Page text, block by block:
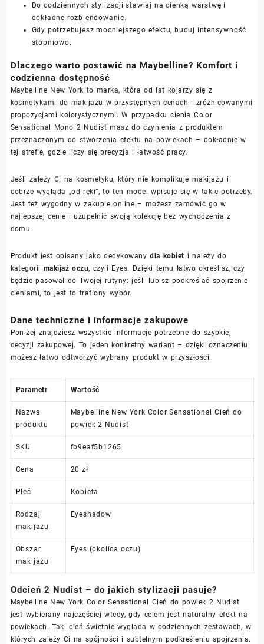
Do codziennych stylizacji stawiaj na cienką warstwę i
dokładne rozblendowanie.
Gdy potrzebujesz mocniejszego efektu, buduj intensywność
stopniowo.
Dlaczego warto postawić na Maybelline? Komfort i
codzienna dostępność
Maybelline New York to marka, która od lat kojarzy się z
kosmetykami do makijażu w przystępnych cenach i zróżnicowanymi
propozycjami kolorystycznymi. W przypadku cienia Color
Sensational Mono 2 Nudist masz do czynienia z produktem
przeznaczonym do stworzenia efektu na powiekach – dokładnie w
tej strefie, gdzie liczy się precyzja i łatwość pracy.
Jeśli zależy Ci na kosmetyku, który nie komplikuje makijażu i
dobrze wygląda „od ręki”, to ten model wpisuje się w takie potrzeby.
Jest też wygodny w zakupie online – możesz zamówić go w
najlepszej cenie i uzupełnić swoją kolekcję bez wychodzenia z
domu.
Produkt jest opisany jako dedykowanydla kobiet i należy do
kategorii makijaż oczu, czyli Eyes. Dzięki temu łatwo określisz, czy
będzie pasował do Twojej rutyny: jeśli lubisz podkreślać spojrzenie
cieniami, to jest to trafiony wybór.
Dane techniczne i informacje zakupowe
Poniżej znajdziesz wszystkie informacje potrzebne do szybkiej
decyzji zakupowej. To jeden konkretny wariant – dzięki oznaczeniu
możesz łatwo odtworzyć wybrany produkt w przyszłości.
Parametr Wartość
Nazwa
produktu
Maybelline New York Color Sensational Cień do
powiek 2 Nudist
SKU fb9eaf5b1265
Cena 20 zł
Płeć Kobieta
Rodzaj
makijażu
Eyeshadow
Obszar
makijażu
Eyes (okolica oczu)
Odcień 2 Nudist – do jakich stylizacji pasuje?
Maybelline New York Color Sensational Cień do powiek 2 Nudist
jest wybierany najczęściej wtedy, gdy celem jest naturalny efekt na
powiekach. Taki cień świetnie wygląda w codziennych zestawach, w
których zależy Ci na spójności i subtelnym podkreśleniu spojrzenia.